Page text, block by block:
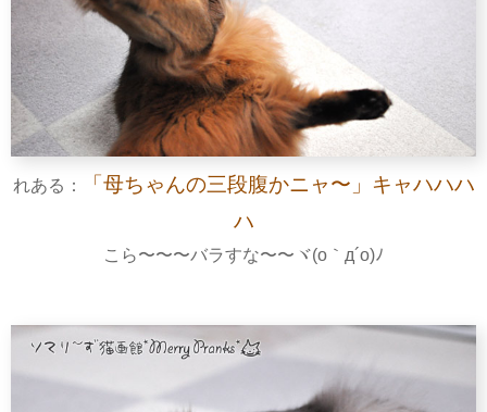
れある：
「母ちゃんの三段腹かニャ〜」キャハハハ
ハ
こら〜〜〜バラすな〜〜ヾ(o｀д´o)ﾉ